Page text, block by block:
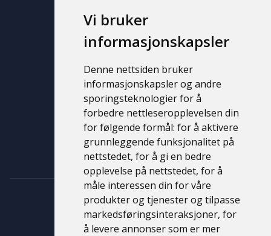
Vi bruker
informasjonskapsler
Denne nettsiden bruker
informasjonskapsler og andre
sporingsteknologier for å
forbedre nettleseropplevelsen din
for følgende formål: for å aktivere
grunnleggende funksjonalitet på
nettstedet, for å gi en bedre
opplevelse på nettstedet, for å
måle interessen din for våre
produkter og tjenester og tilpasse
markedsføringsinteraksjoner, for
å levere annonser som er mer
Campingvogn
Våre merker
Brukt
Ny
Support
Kontakt
Personvernerklæring